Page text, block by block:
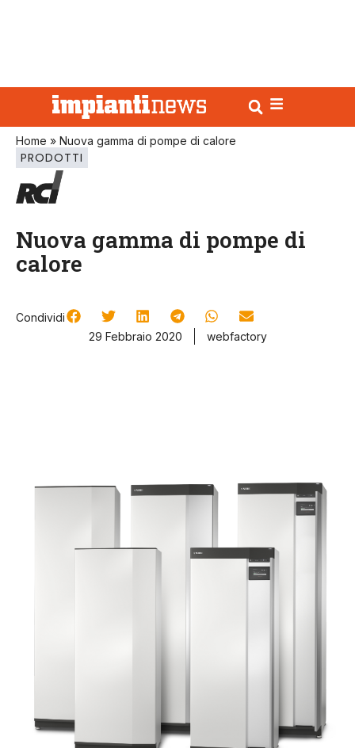
Home » Nuova gamma di pompe di calore
PRODOTTI
Nuova gamma di pompe di
calore
Condividi
29 Febbraio 2020
webfactory